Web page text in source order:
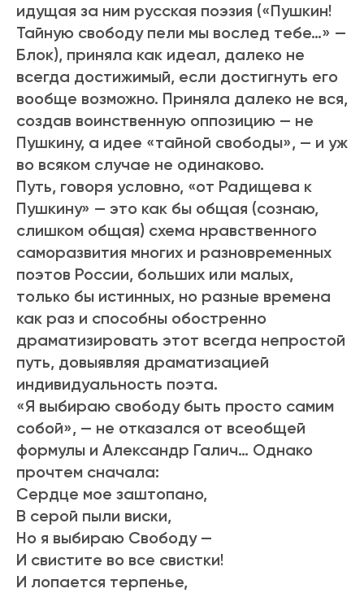
идущая за ним русская поэзия («Пушкин!
Тайную свободу пели мы вослед тебе…» —
Блок), приняла как идеал, далеко не
всегда достижимый, если достигнуть его
вообще возможно. Приняла далеко не вся,
создав воинственную оппозицию — не
Пушкину, а идее «тайной свободы», — и уж
во всяком случае не одинаково.
Путь, говоря условно, «от Радищева к
Пушкину» — это как бы общая (сознаю,
слишком общая) схема нравственного
саморазвития многих и разновременных
поэтов России, больших или малых,
только бы истинных, но разные времена
как раз и способны обостренно
драматизировать этот всегда непростой
путь, довыявляя драматизацией
индивидуальность поэта.
«Я выбираю свободу быть просто самим
собой», — не отказался от всеобщей
формулы и Александр Галич… Однако
прочтем сначала:
Сердце мое заштопано,
В серой пыли виски,
Но я выбираю Свободу —
И свистите во все свистки!
И лопается терпенье,